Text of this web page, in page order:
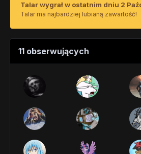
Talar wygrał w ostatnim dniu 2
Talar ma najbardziej lubianą zawartość!
11 obserwujących